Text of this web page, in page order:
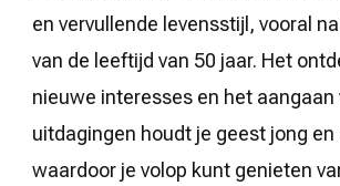
en vervullende levensstijl, vooral
van de leeftijd van 50 jaar. Het
nieuwe interesses en het aangaan
uitdagingen houdt je geest jong
waardoor je volop kunt genieten